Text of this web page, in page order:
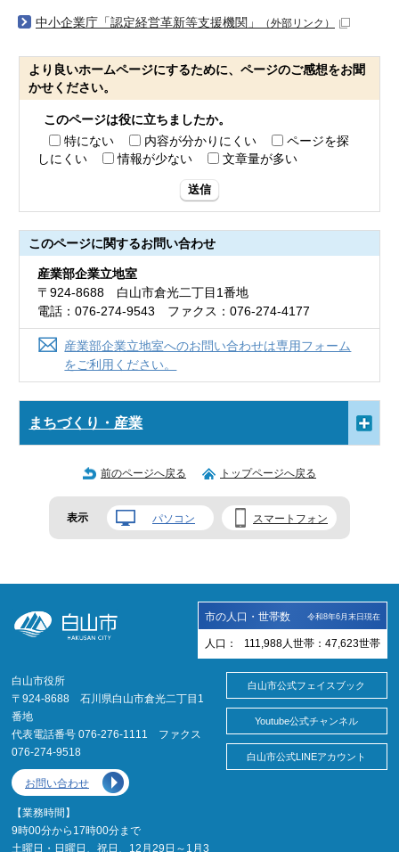
中小企業庁「認定経営革新等支援機関」 （外部リンク）
より良いホームページにするために、ページのご感想をお聞
かせください。
このページは役に立ちましたか。
特にない
内容が分かりにくい
ページを探
しにくい
情報が少ない 文章量が多い
送信
このページに関するお問い合わせ
産業部企業立地室
〒924-8688 白山市倉光二丁目1番地
電話：076-274-9543 ファクス：076-274-4177
産業部企業立地室へのお問い合わせは専用フォーム
をご利用ください。
まちづくり・産業
前のページへ戻る トップページへ戻る
表示 パソコン スマートフォン
市の人口・世帯数 令和8年6月末日現在
人口： 111,988 人 世帯： 47,623世帯
白山市役所
〒924-8688 石川県白山市倉光二丁目1
番地
代表電話番号 076-276-1111 ファクス
076-274-9518
お問い合わせ
【業務時間】
9時00分から17時00分まで
土曜日・日曜日、祝日、12月29日～1月3
白山市公式フェイスブック
Youtube公式チャンネル
白山市公式LINEアカウント